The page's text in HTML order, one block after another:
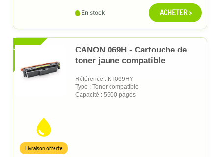
En stock ACHETER >
XL
CANON 069H - Cartouche de
toner jaune compatible
Référence : KT069HY
Type : Toner compatible
Capacité : 5500 pages
Livraison offerte